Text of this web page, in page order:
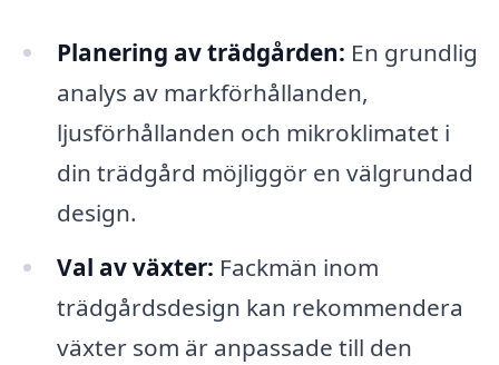
Planering av trädgården: En grundlig
analys av markförhållanden,
ljusförhållanden och mikroklimatet i
din trädgård möjliggör en välgrundad
design.
Val av växter: Fackmän inom
trädgårdsdesign kan rekommendera
växter som är anpassade till den